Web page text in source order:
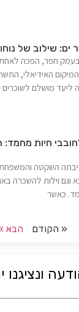
שילוב של
חפר, הפכה
האידיאלי,
ליעד מושלם
חיות
השקטה
וגם וילות להשכרה
כאשר
« הקודם הבא
ונציגנו